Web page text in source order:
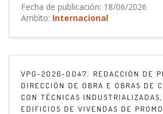
Fecha de publicación: 18/06/2026
Ambito: Internacional
VPG-2026-0047: REDACCIÓN DE
DIRECCIÓN DE OBRA E OBRAS DE
CON TÉCNICAS
EDIFICIOS DE VIVENDAS DE